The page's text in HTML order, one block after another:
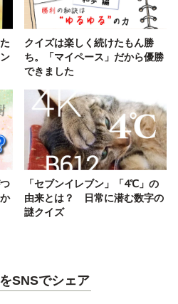
クイズは楽しく続けたもん勝
ち。「マイペース」だから優勝
できました
「セブンイレブン」「4℃」の
由来とは？ 日常に潜む数字の
謎クイズ
SNSでシェア